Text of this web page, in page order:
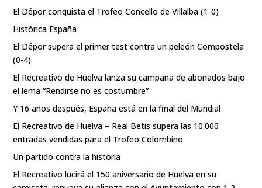
El Dépor conquista el Trofeo Concello de Villalba (1-0)
Histórica España
El Dépor supera el primer test contra un peleón Compostela
(0-4)
El Recreativo de Huelva lanza su campaña de abonados bajo
el lema “Rendirse no es costumbre”
Y 16 años después, España está en la final del Mundial
El Recreativo de Huelva – Real Betis supera las 10.000
entradas vendidas para el Trofeo Colombino
Un partido contra la historia
El Recreativo lucirá el 150 aniversario de Huelva en su